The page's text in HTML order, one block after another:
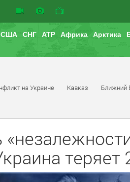
США СНГ АТР Африка Арктика
на Украине Кавказ Ближний